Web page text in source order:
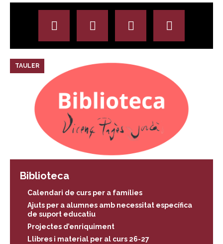
TAULER
Biblioteca
Calendari de curs per a famílies
Ajuts per a alumnes amb necessitat específica
de suport educatiu
Projectes d’enriquiment
Llibres i material per al curs 26-27